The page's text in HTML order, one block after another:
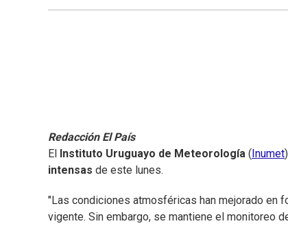
Redacción El País
El
Instituto Uruguayo de Meteorología ( Inumet
intensas de este lunes.
"Las condiciones atmosféricas han mejorado en
vigente. Sin embargo, se mantiene el monitoreo